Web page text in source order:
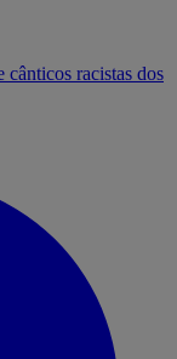
cânticos racistas dos